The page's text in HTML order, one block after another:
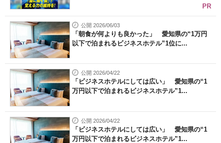
PR
公開 2026/06/03
「朝食が何よりも良かった」 愛知県の“1万円
以下で泊まれるビジネスホテル”1位に...
公開 2026/04/22
「ビジネスホテルにしては広い」 愛知県の“1
万円以下で泊まれるビジネスホテル”1...
公開 2026/04/22
「ビジネスホテルにしては広い」 愛知県の“1
万円以下で泊まれるビジネスホテル”1...